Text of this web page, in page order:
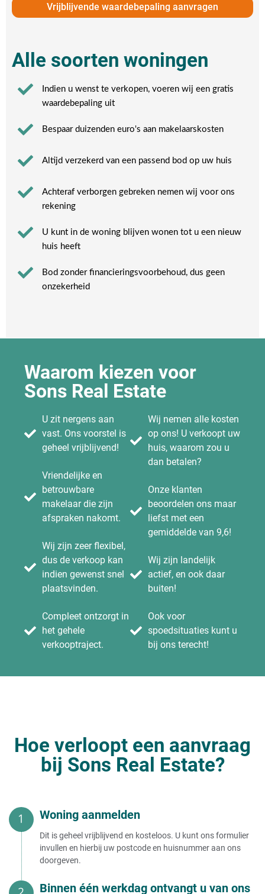
Vrijblijvende waardebepaling aanvragen
Alle soorten woningen
Indien u wenst te verkopen, voeren wij een gratis
waardebepaling uit
Bespaar duizenden euro's aan makelaarskosten
Altijd verzekerd van een passend bod op uw huis
Achteraf verborgen gebreken nemen wij voor ons
rekening​
U kunt in de woning blijven wonen tot u een nieuw
huis heeft​
Bod zonder financieringsvoorbehoud, dus geen
onzekerheid​
Waarom kiezen voor
Sons Real Estate
U zit nergens aan
vast. Ons voorstel is
geheel vrijblijvend!
Vriendelijke en
betrouwbare
makelaar die zijn
afspraken nakomt.
Wij zijn zeer flexibel,
dus de verkoop kan
indien gewenst snel
plaatsvinden.
Compleet ontzorgt in
het gehele
verkooptraject.
Wij nemen alle kosten
op ons! U verkoopt uw
huis, waarom zou u
dan betalen?
Onze klanten
beoordelen ons maar
liefst met een
gemiddelde van 9,6!
Wij zijn landelijk
actief, en ook daar
buiten!
Ook voor
spoedsituaties kunt u
bij ons terecht!
Hoe verloopt een aanvraag
bij Sons Real Estate?
Woning aanmelden
Dit is geheel vrijblijvend en kosteloos. U kunt ons formulier
invullen en hierbij uw postcode en huisnummer aan ons
doorgeven.
Binnen één werkdag ontvangt u van ons